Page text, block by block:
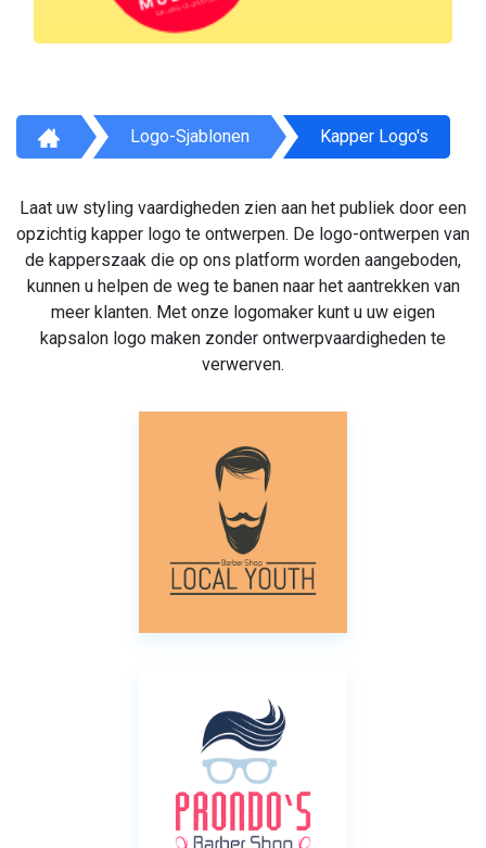
Logo-Sjablonen Kapper Logo's
Laat uw styling vaardigheden zien aan het publiek door een
opzichtig kapper logo te ontwerpen. De logo-ontwerpen van
de kapperszaak die op ons platform worden aangeboden,
kunnen u helpen de weg te banen naar het aantrekken van
meer klanten. Met onze logomaker kunt u uw eigen
kapsalon logo maken zonder ontwerpvaardigheden te
verwerven.